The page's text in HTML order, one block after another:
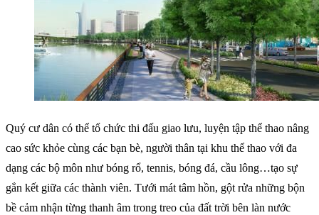
Quý cư dân có thể tổ chức thi đấu giao lưu, luyện tập thể thao nâng
cao sức khỏe cùng các bạn bè, người thân tại khu thể thao với đa
dạng các bộ môn như bóng rổ, tennis, bóng đá, cầu lông…tạo sự
gắn kết giữa các thành viên. Tưới mát tâm hồn, gột rửa những bộn
bề cảm nhận từng thanh âm trong treo của đất trời bên làn nước